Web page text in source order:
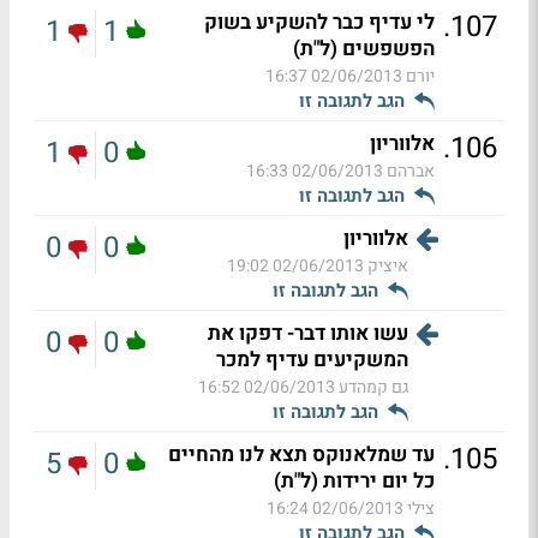
107
. לי עדיף כבר להשקיע בשוק
הפשפשים (ל"ת)
יורם 02/06/2013 16:37
הגב לתגובה זו
1
1
106
. אלווריון
אברהם 02/06/2013 16:33
הגב לתגובה זו
0
1
אלווריון
איציק 02/06/2013 19:02
הגב לתגובה זו
0
0
עשו אותו דבר- דפקו את
המשקיעים עדיף למכר
גם קמהדע02/06/2013 16:52
הגב לתגובה זו
0
0
105
. עד שמלאנוקס תצא לנו מהחיים
כל יום ירידות (ל"ת)
צילי02/06/2013 16:24
0
5